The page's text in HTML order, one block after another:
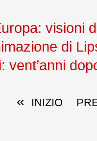
visioni
di
vent’anni
« INIZIO